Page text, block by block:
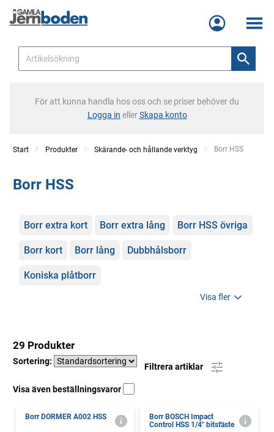
Meny
För att kunna handla hos oss och se priser behöver du
Logga in ellerSkapa konto
Start Produkter Skärande- och hållande verktyg Current:
Borr HSS
Borr HSS
Kategorier
Borr extra kort Borr extra lång Borr HSS övriga
Borr kort Borr lång Dubbhålsborr
Koniska plåtborr
Visa fler
29 Produkter
Sortering:
Filtrera artiklar
Visa även beställningsvaror
Borr DORMER A002 HSS
Borr BOSCH Impact
Control HSS 1/4" bitsfäste